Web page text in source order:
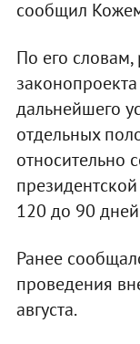
сообщил
По его словам,
дальнейшего
отдельных
относительно
120 до 90
Ранее
проведения
августа.